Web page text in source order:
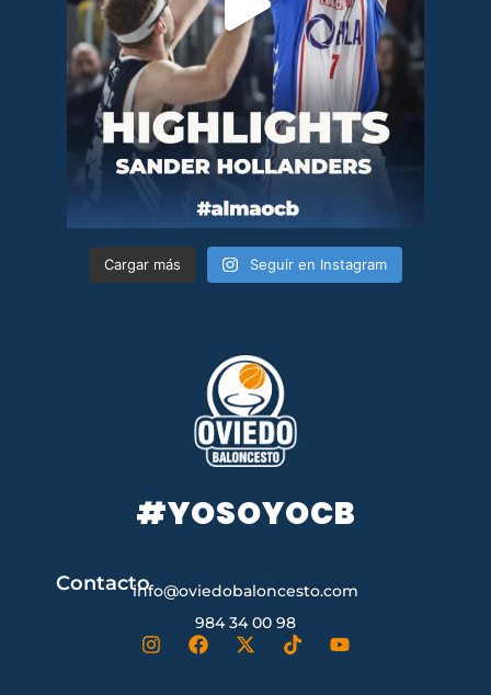
Cargar más Seguir en Instagram
#YOSOYOCB
Contactoinfo@oviedobaloncesto.com
984 34 00 98